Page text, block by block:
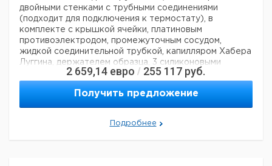
двойными стенками с трубными соединениями
(подходит для подключения к термостату), в
комплекте с крышкой ячейки, платиновым
противоэлектродом, промежуточным сосудом,
жидкой соединительной трубкой, капилляром Хабера
Луггина, держателем образца, 3 силиконовыми
формами и специальный винт, вход и выход газа
Данные для перевозки (реальные данные могут
Страна происхождения:Германия
2 659,14 евро / 255 117 руб.
Получить предложение
Подробнее